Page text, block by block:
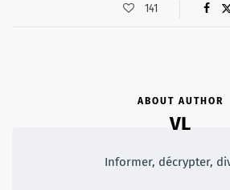
141
ABOUT AUTHOR
VL
Informer, décrypter,